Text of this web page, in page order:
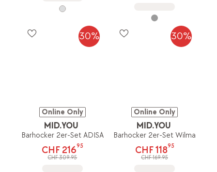
30%
Online Only
MID.YOU
Barhocker 2er-Set ADISA
CHF 21695
CHF 309.95
30%
Online Only
MID.YOU
Barhocker 2er-Set Wilma
CHF 11895
CHF 169.95